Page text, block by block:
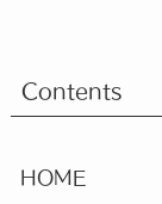
Contents
HOME